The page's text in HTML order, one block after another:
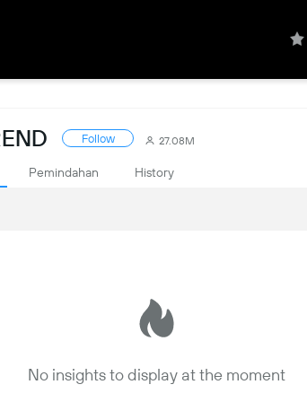
Follow 27.08M
Pemindahan History
No insights to display at the moment